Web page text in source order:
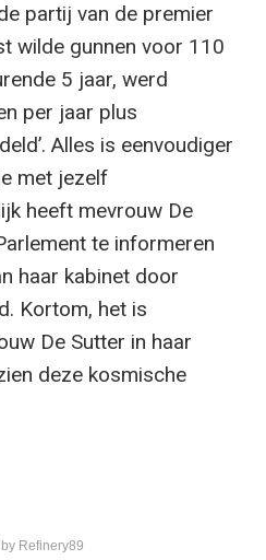
partij van de premier
wilde gunnen voor 110
5 jaar, werd
per jaar plus
Alles is eenvoudiger
met jezelf
heeft mevrouw De
te informeren
haar kabinet door
Kortom, het is
De Sutter in haar
deze kosmische
Refinery89